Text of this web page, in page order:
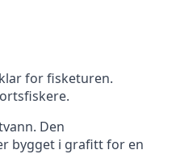
for fisketuren.
Den
bygget i grafitt for en